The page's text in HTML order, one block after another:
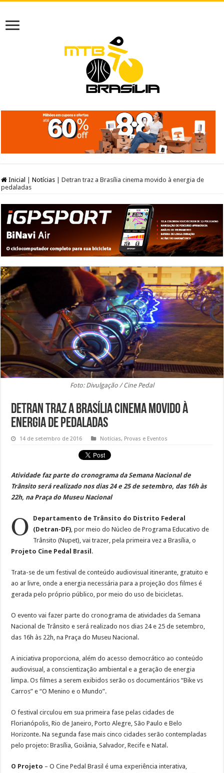
Inicial Notícias
Detran traz a Brasília cinema movido à energia de
pedaladas
Foto: Divulgação / Cine Pedal
Detran traz a Brasília cinema movido à
energia de pedaladas
14 de setembro de 2016 Notícias, Provas e Eventos
Atividade faz parte do cronograma da Semana Nacional de
Trânsito será realizado nos dias 24 e 25 de setembro, das 16h às
22h, na Praça do Museu Nacional
O
Departamento de Trânsito do Distrito Federal
(Detran-DF), por meio do Núcleo de Programa Educativo de
Trânsito (Nupet), vai trazer, pela primeira vez a Brasília, o
Projeto Cine Pedal Brasil .
Trata-se de um festival de conteúdo audiovisual itinerante, gratuito e
ao ar livre, onde a energia necessária para a projeção dos filmes é
gerada pelo próprio público, por meio do uso de bicicletas.
O evento vai fazer parte do cronograma de atividades da Semana
Nacional de Trânsito e será realizado nos dias 24 e 25 de setembro,
das 16h às 22h, na Praça do Museu Nacional.
A iniciativa proporciona, além do acesso democrático ao conteúdo
audiovisual, a conscientização ambiental e a geração de energia
limpa. Os filmes a serem exibidos serão os documentários “Bike vs
Carros” e “O Menino e o Mundo”.
O festival circulou em sua primeira fase pelas cidades de
Florianópolis, Rio de Janeiro, Porto Alegre, São Paulo e Belo
Horizonte. Na segunda fase mais cinco cidades serão contempladas
pelo projeto: Brasília, Goiânia, Salvador, Recife e Natal.
O Projeto – O Cine Pedal Brasil é uma experiência interativa,